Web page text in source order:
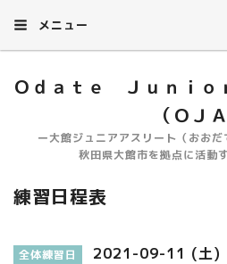
メニュー
Ｏｄａｔｅ Ｊｕｎｉｏ
（ＯＪＡ
ー大館ジュニアアスリート（おお
秋田県大館市を拠点に活動
練習日程表
全体練習日 2021-09-11 (土)